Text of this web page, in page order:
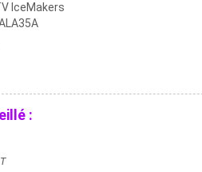
IceMakers
: